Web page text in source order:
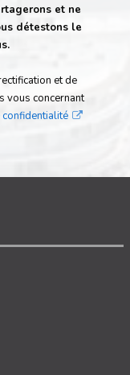
et ne
détestons le
et de
vous concernant